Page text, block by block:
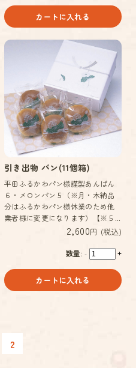
カートに入れる
引き出物 パン(11個箱)
平田ふるかわパン様謹製あんぱん
６・メロンパン５（※月・木納品
分はふるかわパン様休業のため他
業者様に変更になります）【※５...
2,600円 (税込)
数量: - +
カートに入れる
2